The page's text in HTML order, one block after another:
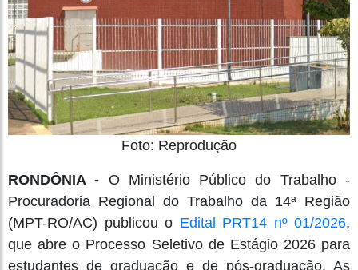
Foto: Reprodução
RONDÔNIA - O Ministério Público do Trabalho -
Procuradoria Regional do Trabalho da 14ª Região
(MPT-RO/AC) publicou o Edital PRT14 nº 01/2026,
que abre o Processo Seletivo de Estágio 2026 para
estudantes de graduação e de pós-graduação. As